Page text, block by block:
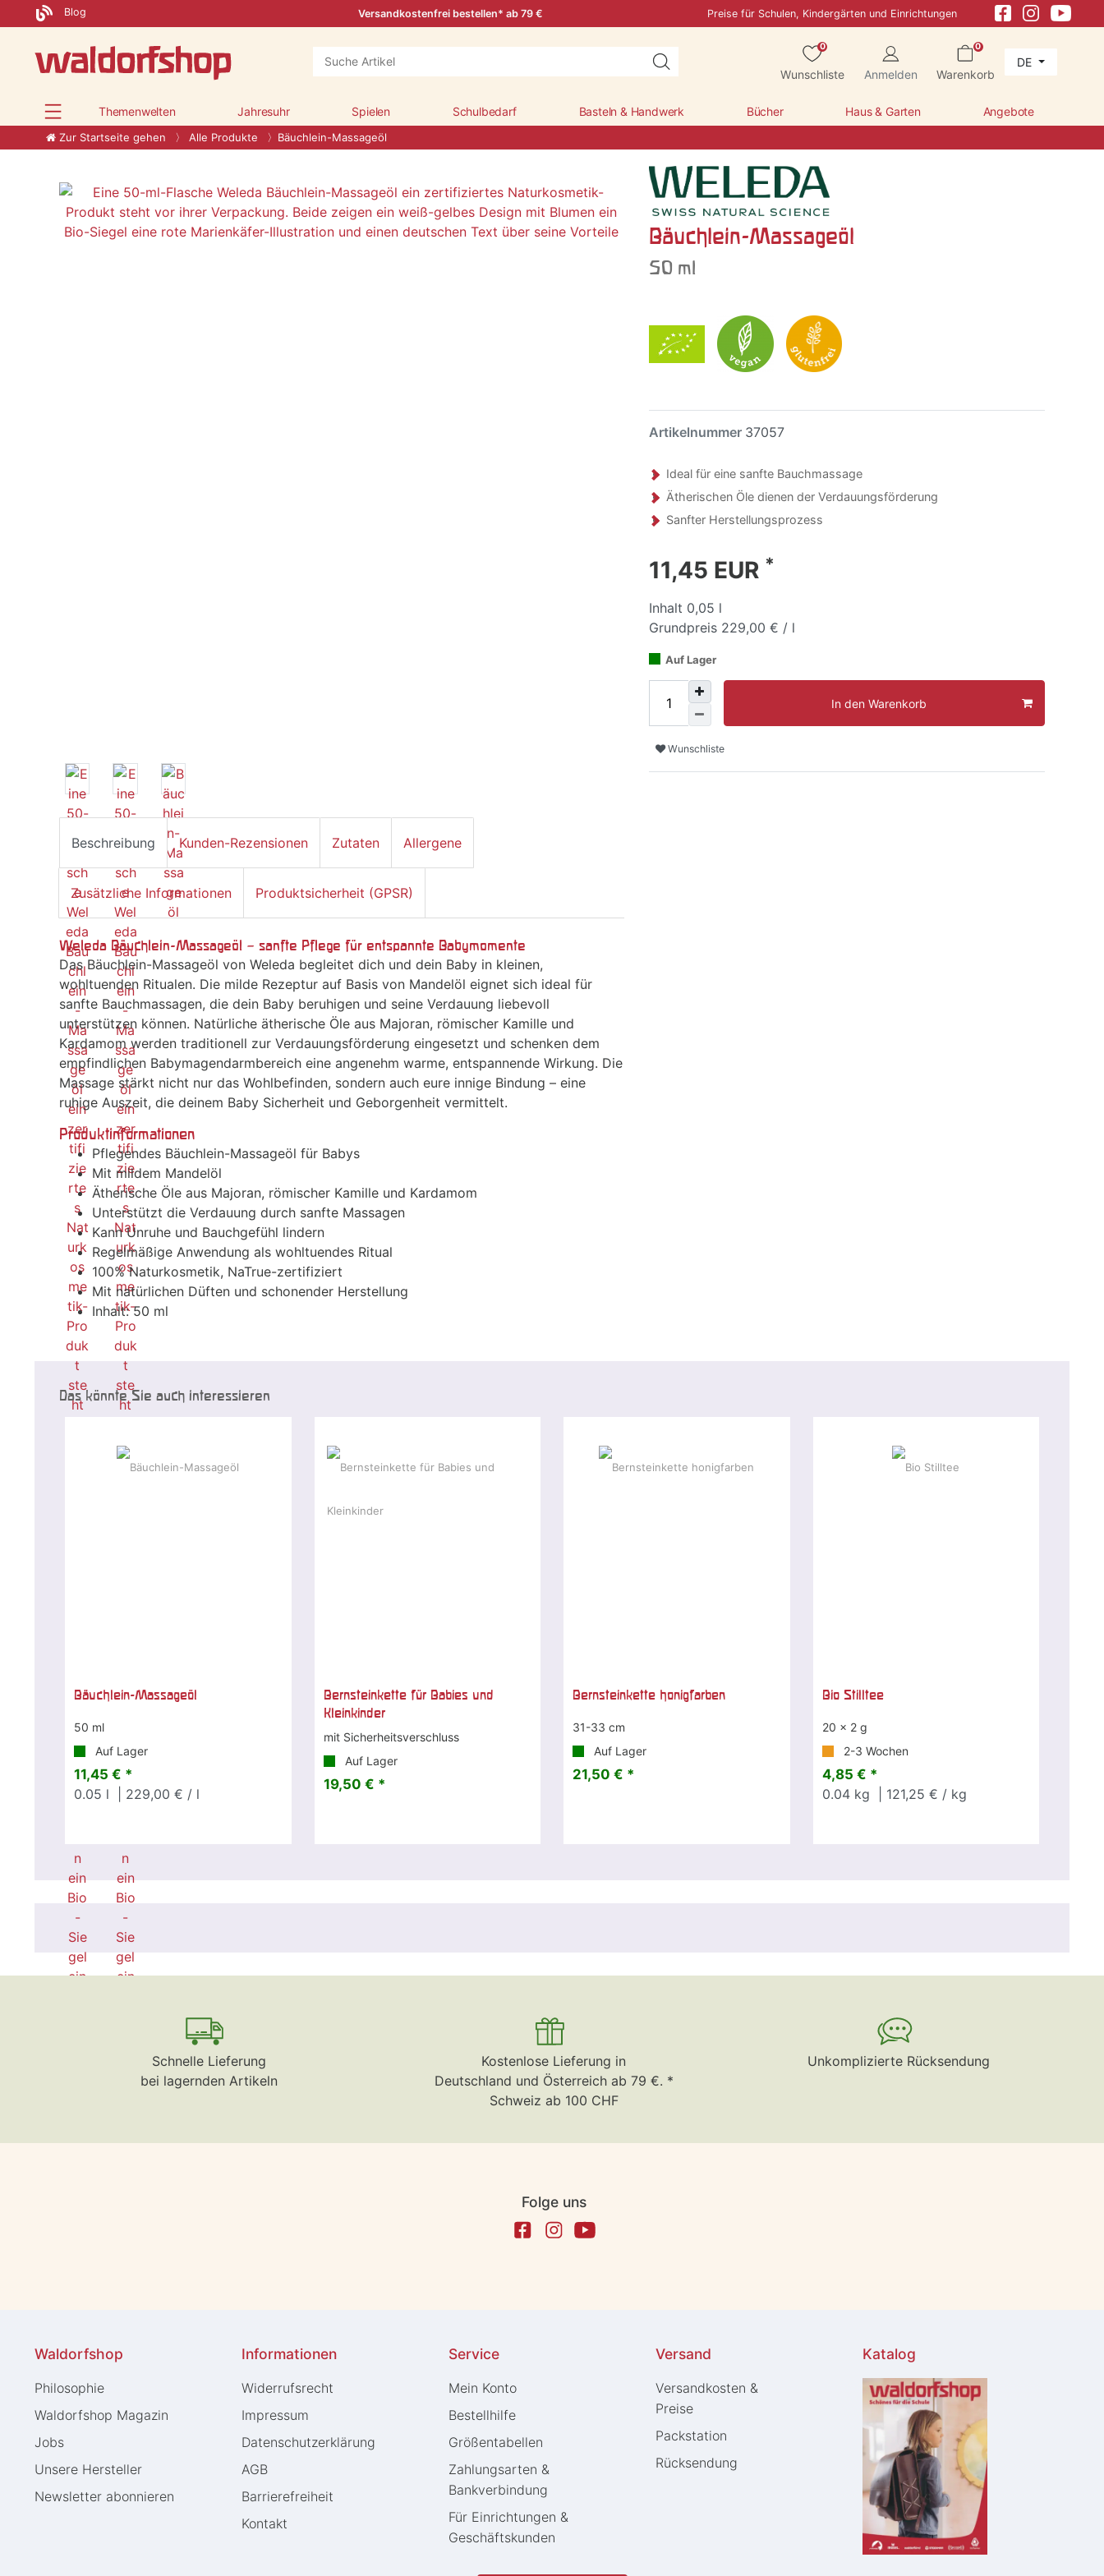
Blog Versandkostenfrei bestellen* ab 79 € Preise für Schulen, Kindergärten und Einrichtungen
0
Wunschliste Anmelden
0
Warenkorb
DE
Themenwelten Jahresuhr Spielen Schulbedarf Basteln & Handwerk Bücher Haus & Garten Angebote
Zur Startseite gehen Alle Produkte Bäuchlein-Massageöl
Bäuchlein-Massageöl
50 ml
Artikelnummer 37057
Ideal für eine sanfte Bauchmassage
Ätherischen Öle dienen der Verdauungsförderung
Sanfter Herstellungsprozess
11,45 EUR *
Inhalt 0,05 l
Grundpreis 229,00 € / l
Auf Lager
In den Warenkorb
Wunschliste
Beschreibung Kunden-Rezensionen Zutaten Allergene
Zusätzliche Informationen Produktsicherheit (GPSR)
Weleda Bäuchlein-Massageöl – sanfte Pflege für entspannte Babymomente
Das Bäuchlein-Massageöl von Weleda begleitet dich und dein Baby in kleinen,
wohltuenden Ritualen. Die milde Rezeptur auf Basis von Mandelöl eignet sich ideal für
sanfte Bauchmassagen, die dein Baby beruhigen und seine Verdauung liebevoll
unterstützen können. Natürliche ätherische Öle aus Majoran, römischer Kamille und
Kardamom werden traditionell zur Verdauungsförderung eingesetzt und schenken dem
empfindlichen Babymagendarmbereich eine angenehm warme, entspannende Wirkung. Die
Massage stärkt nicht nur das Wohlbefinden, sondern auch eure innige Bindung – eine
ruhige Auszeit, die deinem Baby Sicherheit und Geborgenheit vermittelt.
Produktinformationen
Pflegendes Bäuchlein-Massageöl für Babys
Mit mildem Mandelöl
Ätherische Öle aus Majoran, römischer Kamille und Kardamom
Unterstützt die Verdauung durch sanfte Massagen
Kann Unruhe und Bauchgefühl lindern
Regelmäßige Anwendung als wohltuendes Ritual
100% Naturkosmetik, NaTrue-zertifiziert
Mit natürlichen Düften und schonender Herstellung
Inhalt: 50 ml
Das könnte Sie auch interessieren
Bäuchlein-Massageöl
50 ml
Auf Lager
11,45 € *
0.05 l | 229,00 € / l
Bernsteinkette für Babies und
Kleinkinder
mit Sicherheitsverschluss
Auf Lager
19,50 € *
Bernsteinkette honigfarben
31-33 cm
Auf Lager
21,50 € *
Bio Stilltee
20 x 2 g
2-3 Wochen
4,85 € *
0.04 kg | 121,25 € / kg
Schnelle Lieferung
bei lagernden Artikeln
Kostenlose Lieferung in
Deutschland und Österreich ab 79 €. *
Schweiz ab 100 CHF
Unkomplizierte Rücksendung
Folge uns
Waldorfshop
Philosophie
Waldorfshop Magazin
Jobs
Unsere Hersteller
Newsletter abonnieren
Informationen
Widerrufs­recht
Impressum
Daten­schutz­erklärung
AGB
Barrierefreiheit
Kontakt
Service
Mein Konto
Bestellhilfe
Größentabellen
Zahlungsarten &
Bankverbindung
Für Einrichtungen &
Geschäftskunden
Versand
Versandkosten &
Preise
Packstation
Rücksendung
Katalog